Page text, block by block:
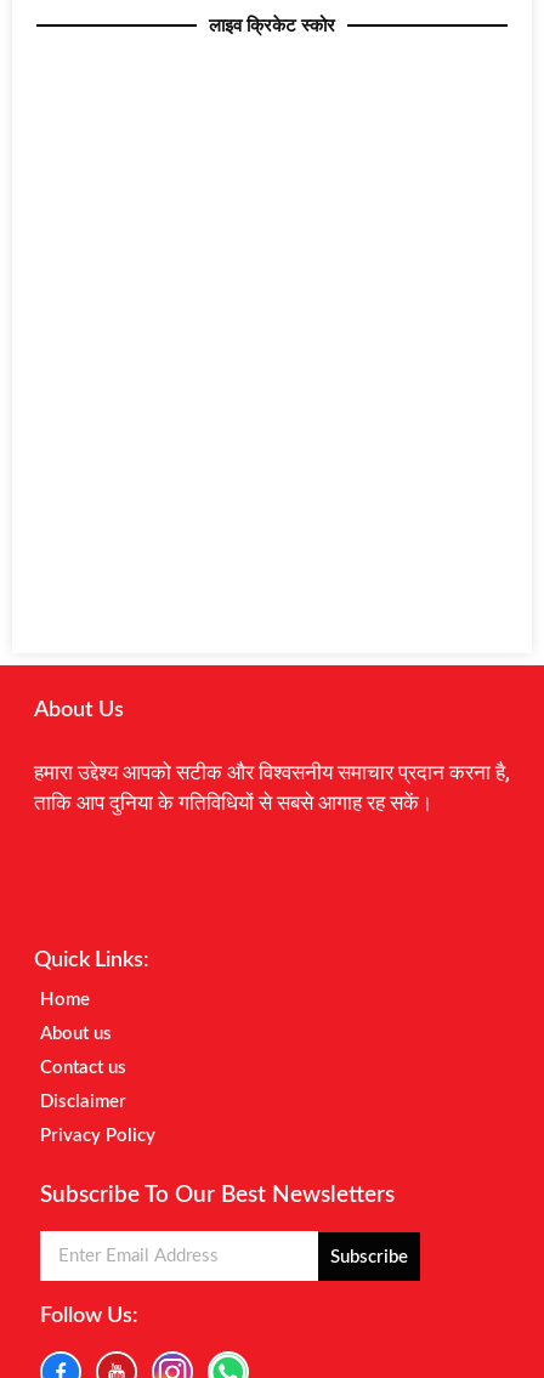
लाइव क्रिकेट स्कोर
About Us
हमारा उद्देश्य आपको सटीक और विश्वसनीय समाचार प्रदान करना है,
ताकि आप दुनिया के गतिविधियों से सबसे आगाह रह सकें।
Quick Links:
Home
About us
Contact us
Disclaimer
Privacy Policy
Subscribe To Our Best Newsletters
Subscribe
Follow Us: